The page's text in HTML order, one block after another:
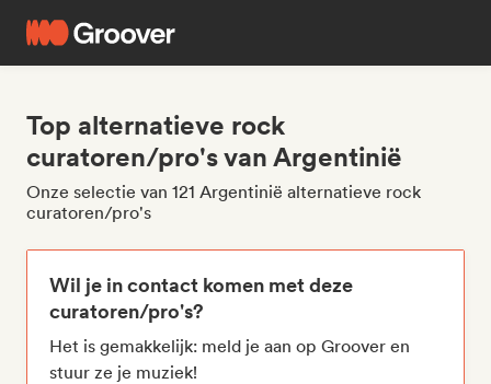
Top alternatieve rock
curatoren/pro's van Argentinië
Onze selectie van 121 Argentinië alternatieve rock
curatoren/pro's
Wil je in contact komen met deze
curatoren/pro's?
Het is gemakkelijk: meld je aan op Groover en
stuur ze je muziek!